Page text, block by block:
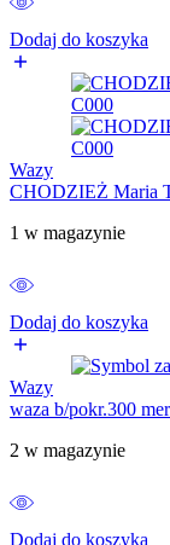
Dodaj do koszyka
Wazy
CHODZIEŻ Maria
1 w magazynie
Dodaj do koszyka
Wazy
waza b/pokr.300
2 w magazynie
Dodaj do koszyka